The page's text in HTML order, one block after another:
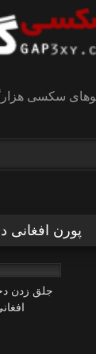
سکسی
پورن افغانی
جلق زدن